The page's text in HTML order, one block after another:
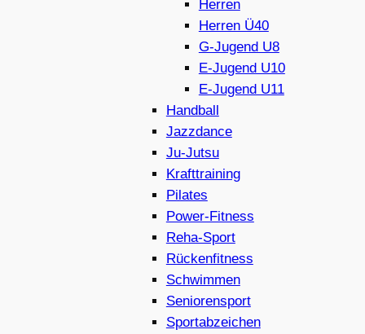
Herren
Herren Ü40
G-Jugend U8
E-Jugend U10
E-Jugend U11
Handball
Jazzdance
Ju-Jutsu
Krafttraining
Pilates
Power-Fitness
Reha-Sport
Rückenfitness
Schwimmen
Seniorensport
Sportabzeichen